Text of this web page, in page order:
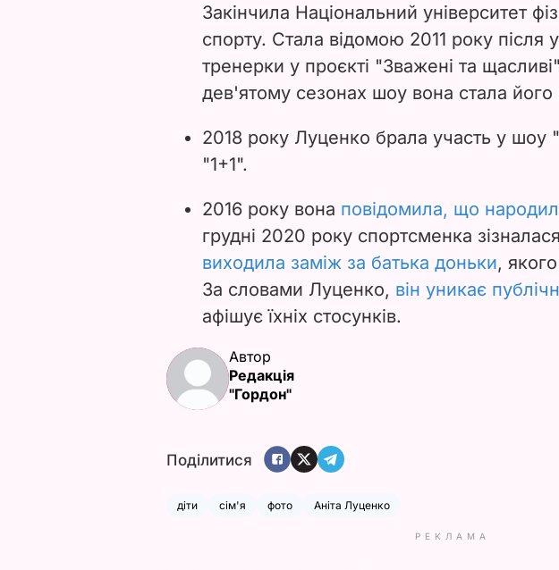
Закінчила Національний університет
спорту. Стала відомою 2011 року після
тренерки у проєкті "Зважені та
дев'ятому сезонах шоу вона стала
2018 року Луценко брала участь у шоу
"1+1".
2016 року вона повідомила, що
грудні 2020 року спортсменка
виходила заміж за батька доньки,
За словами Луценко, він уникає
афішує їхніх стосунків.
Автор
Редакція
"Гордон"
Поділитися
діти сім'я фото Аніта Луценко
РЕКЛАМА